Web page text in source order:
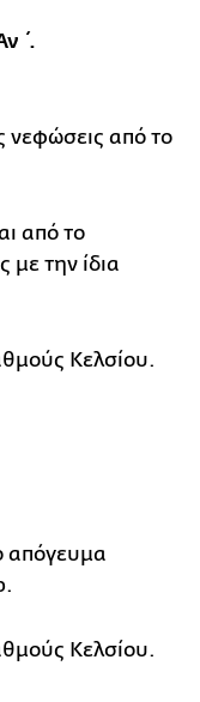
νεφώσεις από το
από το
με την ίδια
Κελσίου.
απόγευμα
Κελσίου.